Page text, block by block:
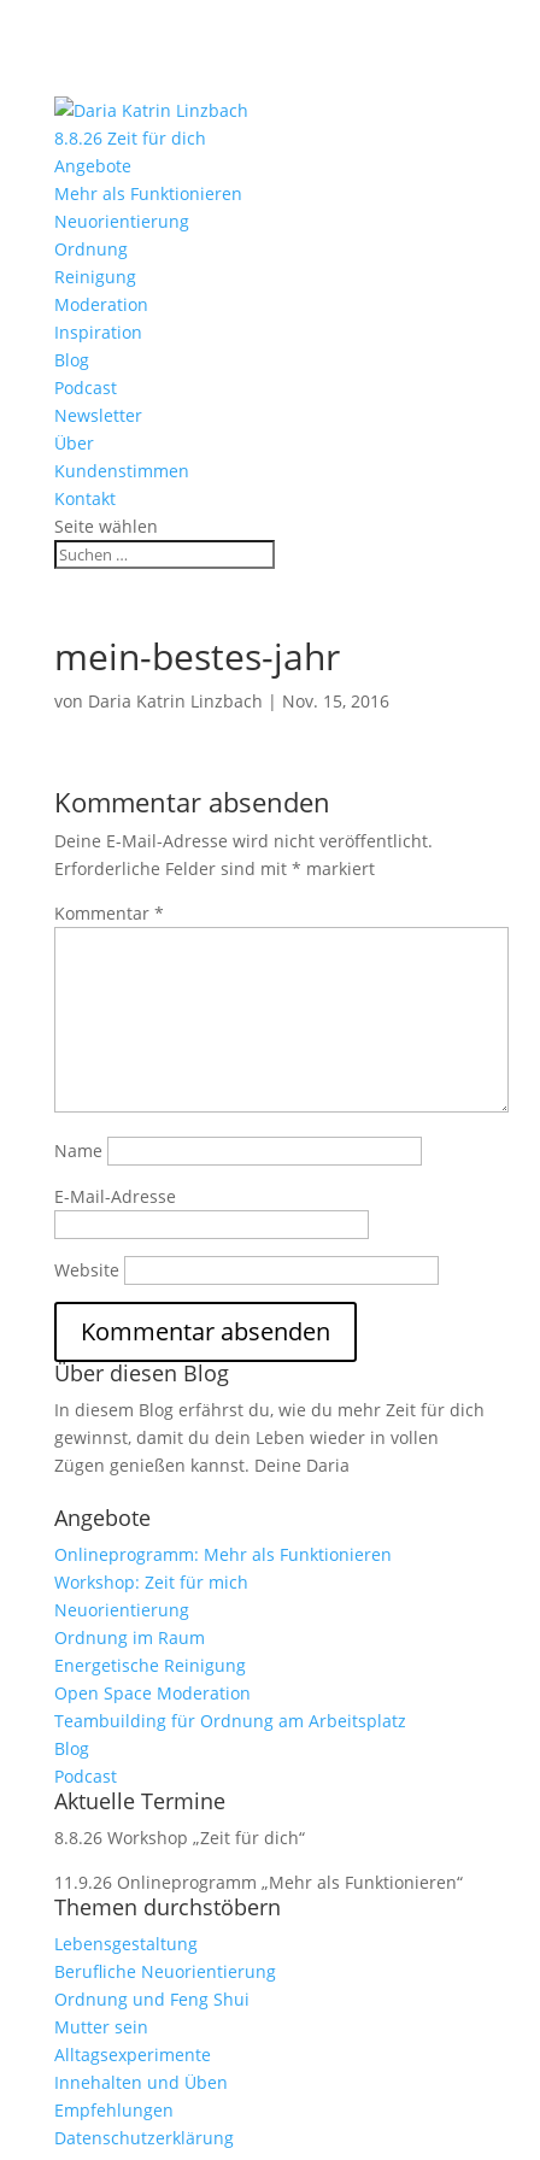
8.8.26 Zeit für dich
Angebote
Mehr als Funktionieren
Neuorientierung
Ordnung
Reinigung
Moderation
Inspiration
Blog
Podcast
Newsletter
Über
Kundenstimmen
Kontakt
Seite wählen
mein-bestes-jahr
von Daria Katrin Linzbach | Nov. 15, 2016
Kommentar absenden
Deine E-Mail-Adresse wird nicht veröffentlicht.
Erforderliche Felder sind mit * markiert
Kommentar *
Name
E-Mail-Adresse
Website
Über diesen Blog
In diesem Blog erfährst du, wie du mehr Zeit für dich
gewinnst, damit du dein Leben wieder in vollen
Zügen genießen kannst. Deine Daria
Angebote
Onlineprogramm: Mehr als Funktionieren
Workshop: Zeit für mich
Neuorientierung
Ordnung im Raum
Energetische Reinigung
Open Space Moderation
Teambuilding für Ordnung am Arbeitsplatz
Blog
Podcast
Aktuelle Termine
8.8.26 Workshop „Zeit für dich“
11.9.26 Onlineprogramm „Mehr als Funktionieren“
Themen durchstöbern
Lebensgestaltung
Berufliche Neuorientierung
Ordnung und Feng Shui
Mutter sein
Alltagsexperimente
Innehalten und Üben
Empfehlungen
Datenschutzerklärung